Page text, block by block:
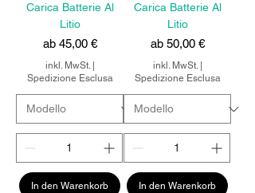
Carica Batterie Al
Litio
ab 45,00 €
Sale-Preis
inkl. MwSt.|
Spedizione Esclusa
In den Warenkorb
Carica Batterie Al
Litio
ab 50,00 €
Sale-Preis
inkl. MwSt.|
Spedizione Esclusa
In den Warenkorb